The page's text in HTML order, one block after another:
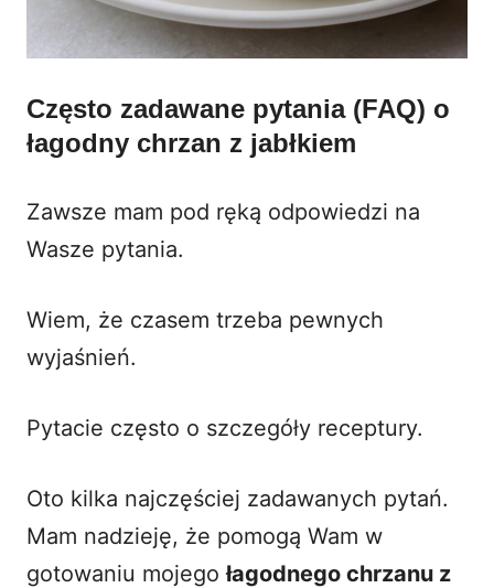
Często zadawane pytania (FAQ) o
łagodny chrzan z jabłkiem
Zawsze mam pod ręką odpowiedzi na
Wasze pytania.
Wiem, że czasem trzeba pewnych
wyjaśnień.
Pytacie często o szczegóły receptury.
Oto kilka najczęściej zadawanych pytań.
Mam nadzieję, że pomogą Wam w
gotowaniu mojegołagodnego chrzanu z